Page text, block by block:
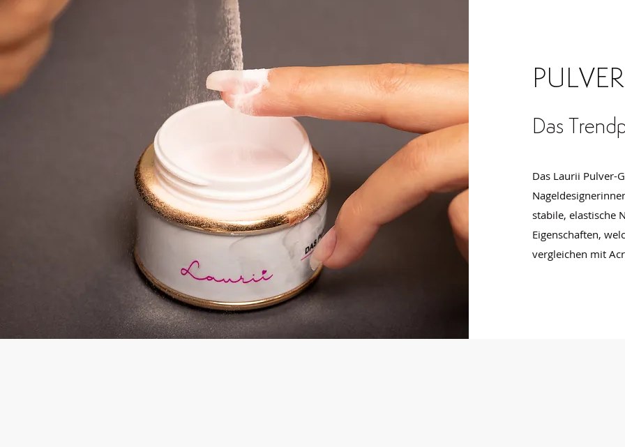
Das
Das Laurii Pulver-
stabile, elastische
Eigenschaften,
vergleichen mit